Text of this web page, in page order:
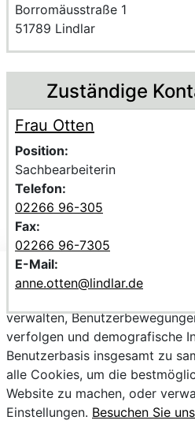
Anschrift der Einrichtung
Strasse und Hausnummer
Borromäusstraße 1
PLZ und Ort
51789 Lindlar
Zuständige
Beschreibung der
Voller Name:
Frau Otten
Position:
Sachbearbeiterin
Telefon:
02266 96-305
Fax:
02266 96-7305
E-Mail:
anne.otten@lindlar.de
Wir verwenden Cookies, um
verwalten,
verfolgen und demografische
Benutzerbasis insgesamt zu
alle Cookies, um die
Website zu machen, oder
Einstellungen. Besuchen Sie